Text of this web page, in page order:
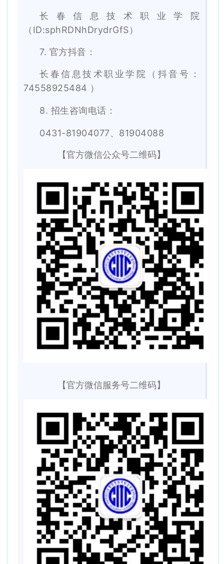
长春信息技术职业学院
（ID:sphRDNhDrydrGfS）
7. 官方抖音：
长春信息技术职业学院（抖音号：
74558925484 ）
8. 招生咨询电话：
0431-81904077、81904088
【官方微信公众号二维码】
【官方微信服务号二维码】